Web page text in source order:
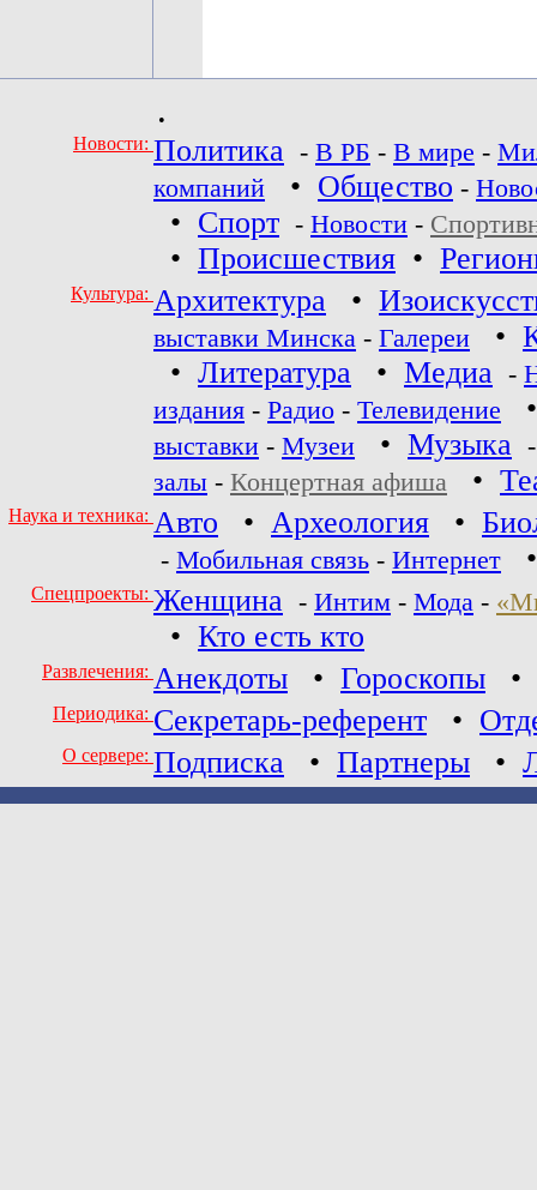
•
Новости: Политика - В РБ - В мире -
компаний
• Общество -
• Спорт - Новости -
• Происшествия •
Культура: Архитектура •
выставки Минска - Галереи •
• Литература • Медиа -
издания - Радио - Телевидение
выставки - Музеи • Музыка
залы - Концертная афиша •
Наука и техника: Авто • Археология •
- Мобильная связь - Интернет
Спецпроекты: Женщина - Интим - Мода -
• Кто есть кто
Развлечения: Анекдоты • Гороскопы •
Периодика: Секретарь-референт •
О сервере: Подписка • Партнеры •